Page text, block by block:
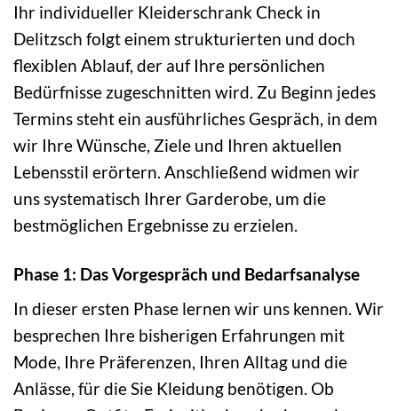
Ihr individueller Kleiderschrank Check in
Delitzsch folgt einem strukturierten und doch
flexiblen Ablauf, der auf Ihre persönlichen
Bedürfnisse zugeschnitten wird. Zu Beginn jedes
Termins steht ein ausführliches Gespräch, in dem
wir Ihre Wünsche, Ziele und Ihren aktuellen
Lebensstil erörtern. Anschließend widmen wir
uns systematisch Ihrer Garderobe, um die
bestmöglichen Ergebnisse zu erzielen.
Phase 1: Das Vorgespräch und Bedarfsanalyse
In dieser ersten Phase lernen wir uns kennen. Wir
besprechen Ihre bisherigen Erfahrungen mit
Mode, Ihre Präferenzen, Ihren Alltag und die
Anlässe, für die Sie Kleidung benötigen. Ob